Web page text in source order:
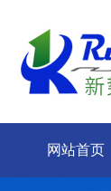
网站首页